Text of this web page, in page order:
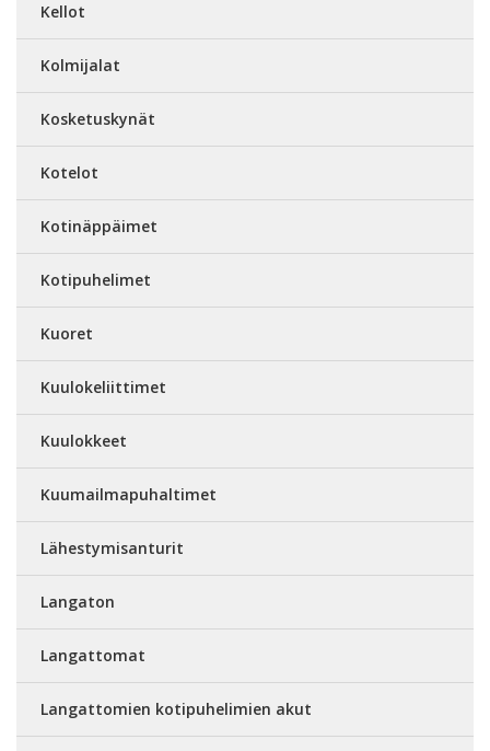
Kellot
Kolmijalat
Kosketuskynät
Kotelot
Kotinäppäimet
Kotipuhelimet
Kuoret
Kuulokeliittimet
Kuulokkeet
Kuumailmapuhaltimet
Lähestymisanturit
Langaton
Langattomat
Langattomien kotipuhelimien akut